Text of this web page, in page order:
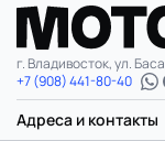
г. Владивосток, ул.
+7 (908) 441-80-40
Адреса и контакты